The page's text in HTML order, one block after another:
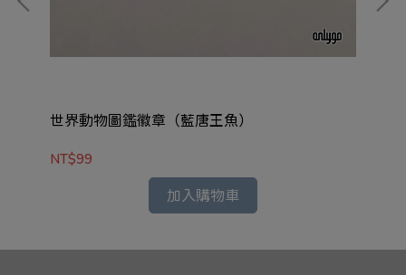
世界動物圖鑑徽章（藍唐王魚）
NT$99
加入購物車